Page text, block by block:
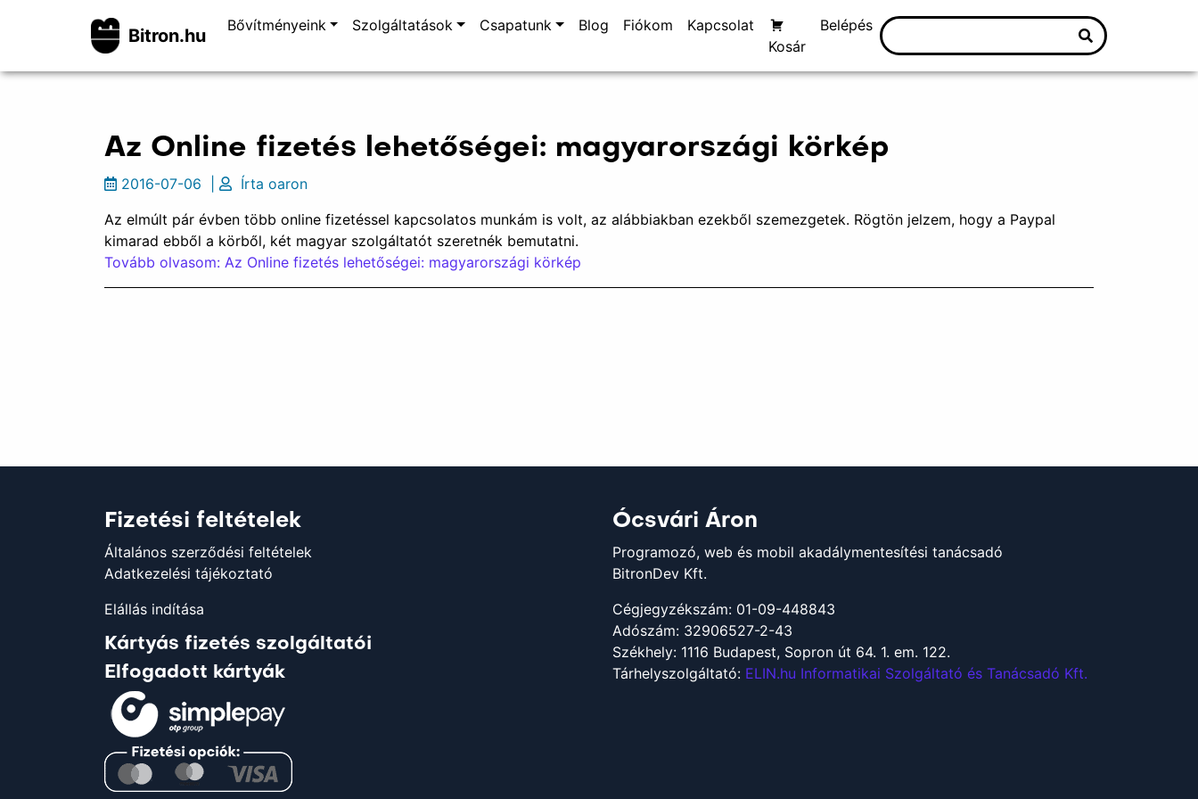
Bitron.hu Bővítményeink Szolgáltatások Csapatunk Blog Fiókom
Kapcsolat
Kosár
Belépés
Az Online fizetés lehetőségei: magyarországi körkép
2016-07-06 Írta oaron
Az elmúlt pár évben több online fizetéssel kapcsolatos munkám is volt, az alábbiakban ezekből szemezgetek. Rögtön jelzem, hogy a Paypal
kimarad ebből a körből, két magyar szolgáltatót szeretnék bemutatni.
Tovább olvasom: Az Online fizetés lehetőségei: magyarországi körkép
Fizetési feltételek
Általános szerződési feltételek
Adatkezelési tájékoztató
Elállás indítása
Kártyás fizetés szolgáltatói
Elfogadott kártyák
Ócsvári Áron
Programozó, web és mobil akadálymentesítési tanácsadó
BitronDev Kft.
Cégjegyzékszám: 01-09-448843
Adószám: 32906527-2-43
Székhely: 1116 Budapest, Sopron út 64. 1. em. 122.
Tárhelyszolgáltató: ELIN.hu Informatikai Szolgáltató és Tanácsadó Kft.